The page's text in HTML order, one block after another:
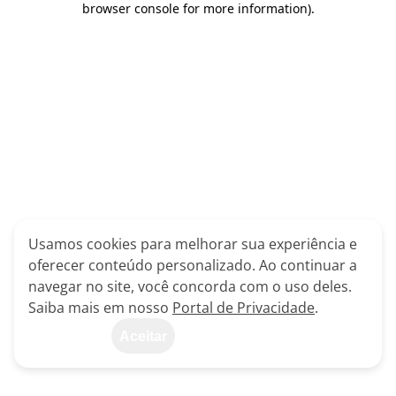
browser console for more information).
Usamos cookies para melhorar sua experiência e
oferecer conteúdo personalizado. Ao continuar a
navegar no site, você concorda com o uso deles.
Saiba mais em nosso Portal de Privacidade.